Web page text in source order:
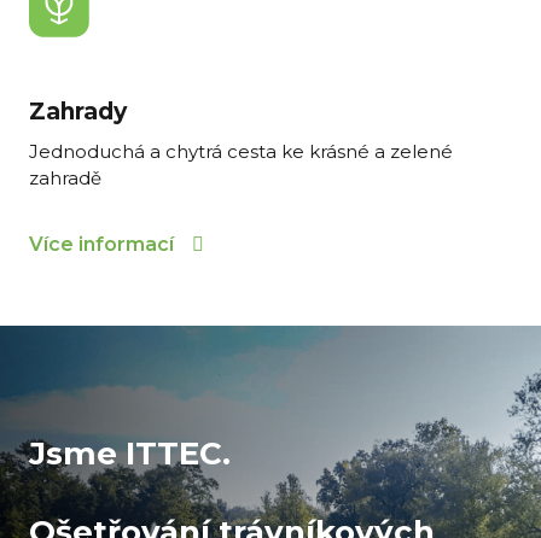
Zahrady
Jednoduchá a chytrá cesta ke krásné a zelené
zahradě
Více informací
Jsme ITTEC.